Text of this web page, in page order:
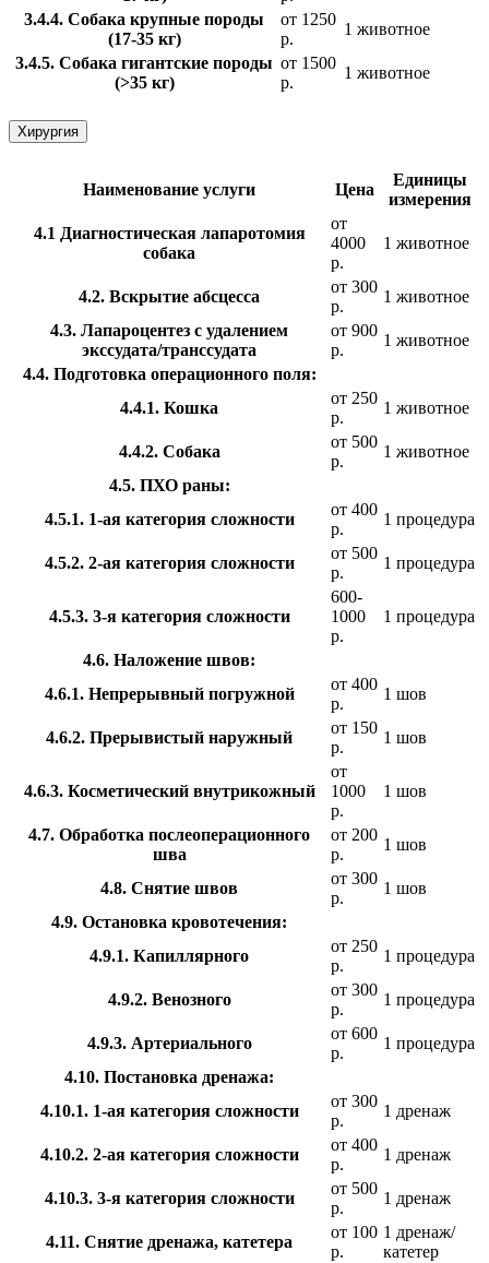
3.4.4. Собака крупные породы
(17-35 кг)
от 1250
р.
1 животное
3.4.5. Собака гигантские породы
(>35 кг)
от 1500
р.
1 животное
Хирургия
Наименование услуги Цена
Единицы
измерения
4.1 Диагностическая лапаротомия
собака
от
4000
р.
1 животное
4.2. Вскрытие абсцесса
от 300
р.
1 животное
4.3. Лапароцентез с удалением
экссудата/транссудата
от 900
р.
1 животное
4.4. Подготовка операционного поля:
4.4.1. Кошка
от 250
р.
1 животное
4.4.2. Собака
от 500
р.
1 животное
4.5. ПХО раны:
4.5.1. 1-ая категория сложности
от 400
р.
1 процедура
4.5.2. 2-ая категория сложности
от 500
р.
1 процедура
4.5.3. 3-я категория сложности
600-
1000
р.
1 процедура
4.6. Наложение швов:
4.6.1. Непрерывный погружной
от 400
р.
1 шов
4.6.2. Прерывистый наружный
от 150
р.
1 шов
4.6.3. Косметический внутрикожный
от
1000
р.
1 шов
4.7. Обработка послеоперационного
шва
от 200
р.
1 шов
4.8. Снятие швов
от 300
р.
1 шов
4.9. Остановка кровотечения:
4.9.1. Капиллярного
от 250
р.
1 процедура
4.9.2. Венозного
от 300
р.
1 процедура
4.9.3. Артериального
от 600
р.
1 процедура
4.10. Постановка дренажа:
4.10.1. 1-ая категория сложности
от 300
р.
1 дренаж
4.10.2. 2-ая категория сложности
от 400
р.
1 дренаж
4.10.3. 3-я категория сложности
от 500
р.
1 дренаж
4.11. Снятие дренажа, катетера
от 100
р.
1 дренаж/
катетер